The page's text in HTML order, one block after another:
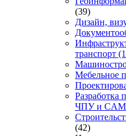
(39)
Дизайн,
транспорт
Мебельное
Разработка
ЧПУ и
(42)